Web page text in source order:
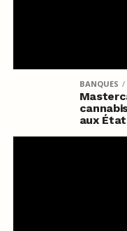
BANQUES
aux